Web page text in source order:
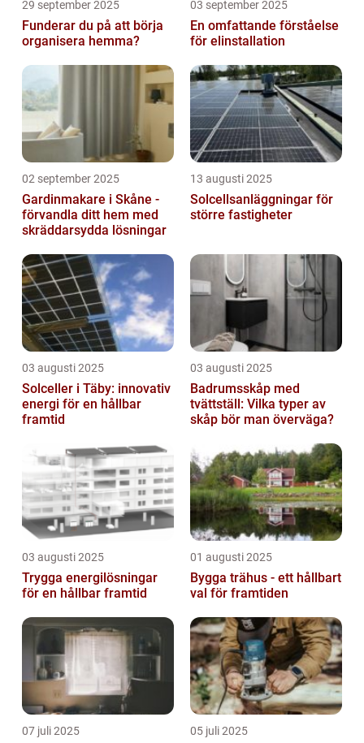
29 september 2025
Funderar du på att börja
organisera hemma?
03 september 2025
En omfattande förståelse
för elinstallation
02 september 2025
Gardinmakare i Skåne -
förvandla ditt hem med
skräddarsydda lösningar
13 augusti 2025
Solcellsanläggningar för
större fastigheter
03 augusti 2025
Solceller i Täby: innovativ
energi för en hållbar
framtid
03 augusti 2025
Badrumsskåp med
tvättställ: Vilka typer av
skåp bör man överväga?
03 augusti 2025
Trygga energilösningar
för en hållbar framtid
01 augusti 2025
Bygga trähus - ett hållbart
val för framtiden
07 juli 2025 05 juli 2025